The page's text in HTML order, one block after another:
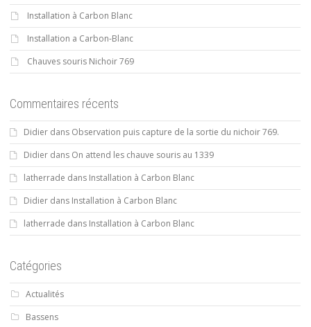
Installation à Carbon Blanc
Installation a Carbon-Blanc
Chauves souris Nichoir 769
Commentaires récents
Didier dans Observation puis capture de la sortie du nichoir 769.
Didier dans On attend les chauve souris au 1339
latherrade dans Installation à Carbon Blanc
Didier dans Installation à Carbon Blanc
latherrade dans Installation à Carbon Blanc
Catégories
Actualités
Bassens